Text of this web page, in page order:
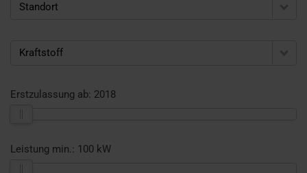
Standort
Kraftstoff
Erstzulassung ab: 2018
Leistung min.: 100 kW